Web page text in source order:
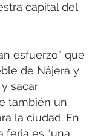
capital del
esfuerzo” que
de Nájera y
sacar
también un
la ciudad. En
feria es “una